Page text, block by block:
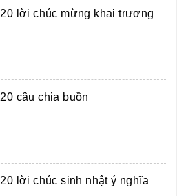
20 lời chúc mừng khai trương
20 câu chia buồn
20 lời chúc sinh nhật ý nghĩa